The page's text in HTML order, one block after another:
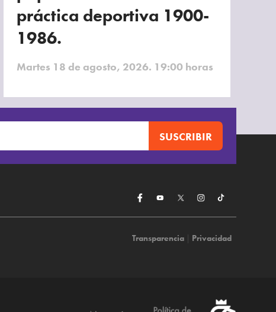
práctica deportiva 1900-
1986.
Martes 18 de agosto, 2026. 19:00 horas
Transparencia| Privacidad